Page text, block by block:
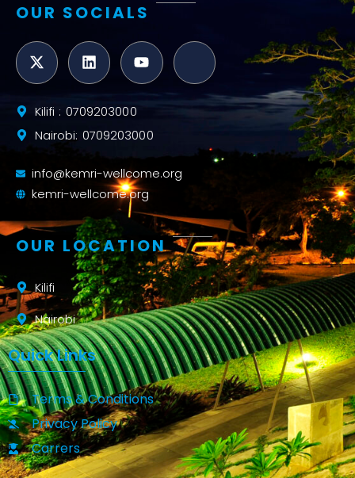
OUR SOCIALS
Kilifi : 0709203000
Nairobi: 0709203000
info@kemri-wellcome.org
kemri-wellcome.org
OUR LOCATION
Kilifi
Nairobi
Quick Links
Terms & Conditions
Privacy Policy
Carrers